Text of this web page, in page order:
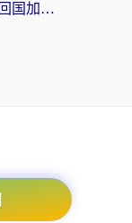
海外党别再踩坑免费代理！2026回国加速器全攻略：从选线到避坑，无缝访问国内资源